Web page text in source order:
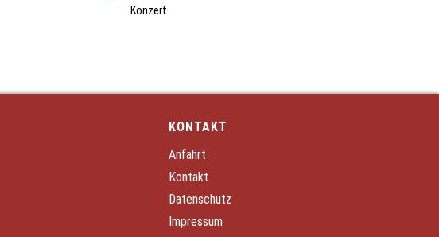
Konzert
KONTAKT
Anfahrt
Kontakt
Datenschutz
Impressum